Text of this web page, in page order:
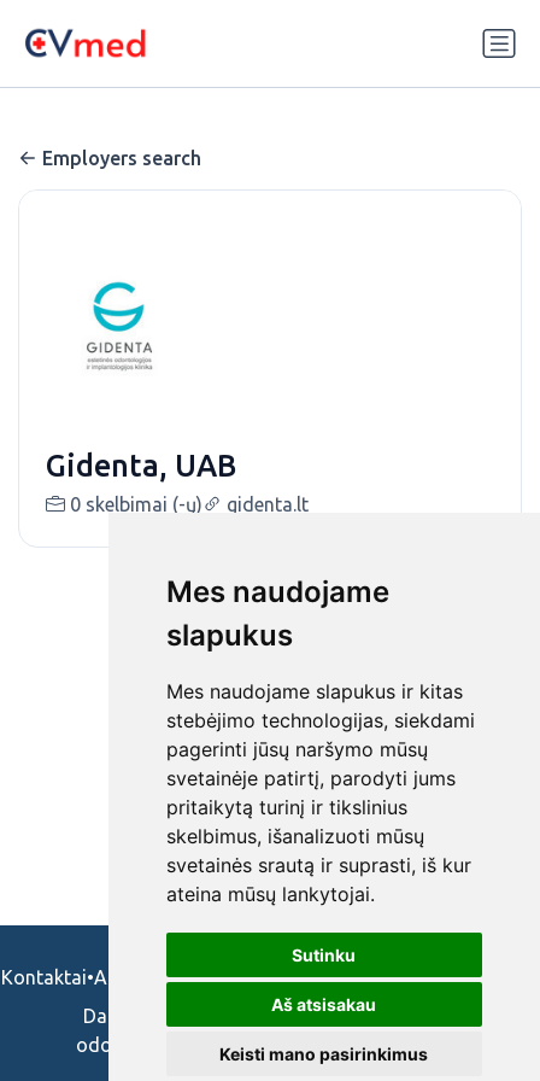
Mes naudojame
slapukus
Mes naudojame slapukus ir kitas
stebėjimo technologijas, siekdami
pagerinti jūsų naršymo mūsų
svetainėje patirtį, parodyti jums
pritaikytą turinį ir tikslinius
skelbimus, išanalizuoti mūsų
svetainės srautą ir suprasti, iš kur
ateina mūsų lankytojai.
Sutinku
Aš atsisakau
Keisti mano pasirinkimus
Employers search
Gidenta, UAB
0 skelbimai (-ų) gidenta.lt
Kontaktai•Apie mus•Naudojimosi taisykės•Privatumo politika
Darbo skelbimai ir pasiūlymai: gydytojams,
odontologams, slaugytojams, veterinarams,